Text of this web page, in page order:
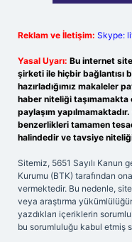
Reklam ve İletişim: Skype:
Yasal Uyarı: Bu internet
şirketi ile hiçbir bağlantısı
hazırladığımız makaleler
haber niteliği taşımamakta
paylaşım
benzerlikleri tamamen
halindedir ve tavsiye
Sitemiz, 5651 Sayılı Kanun
Kurumu (BTK) tarafından
vermektedir. Bu nedenle,
veya araştırma
yazdıkları içeriklerin
bu sorumluluğu kabul etmiş